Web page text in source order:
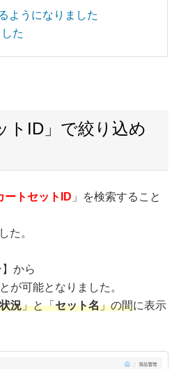
ようになりました
た
トID」で絞り込め
ートセットID 」を検索すること
た。
から
が可能となりました。
況」と「セット名」の間に表示